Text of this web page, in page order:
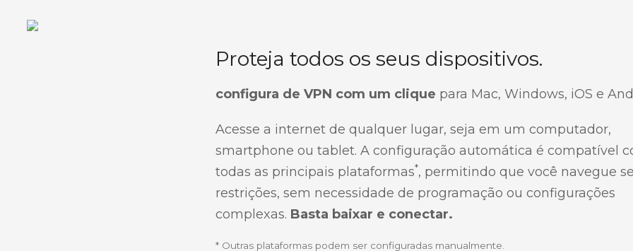
Proteja todos os seus dispositivos.
configura de VPN com um clique para Mac, Windows, iOS e
Acesse a internet de qualquer lugar, seja em um computador,
smartphone ou tablet. A configuração automática é compatível
todas as principais plataformas*, permitindo que você navegue
restrições, sem necessidade de programação ou configurações
complexas. Basta baixar e conectar.
* Outras plataformas podem ser configuradas manualmente.